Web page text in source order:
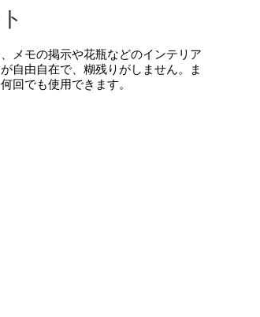
メモの掲示や花瓶などのインテリア
自由自在で、糊残りがしません。ま
回でも使用できます。